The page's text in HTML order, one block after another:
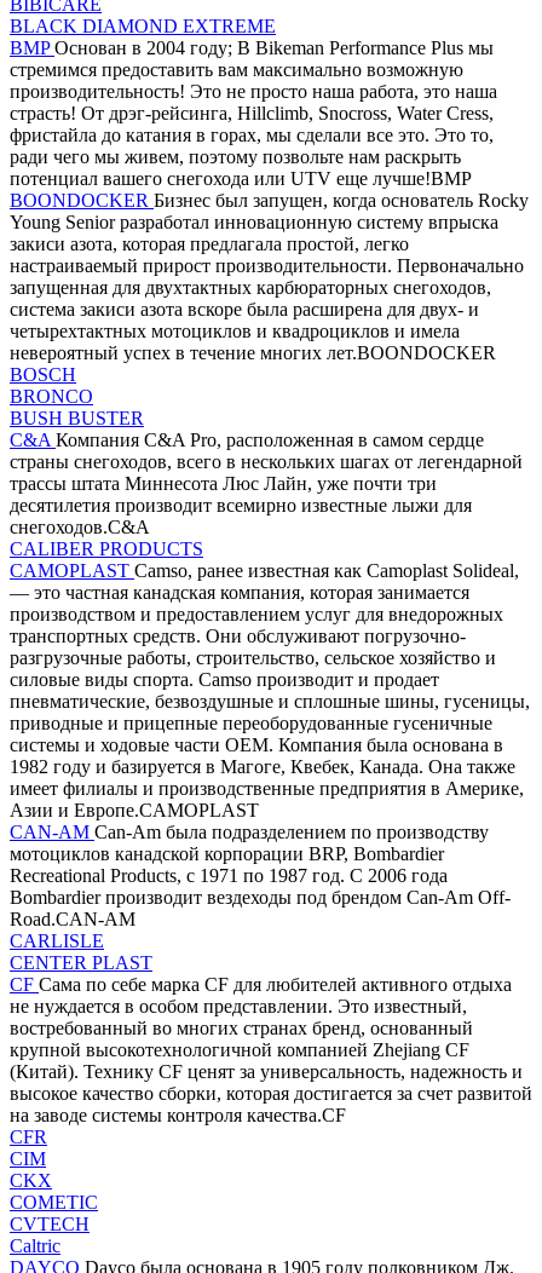
BLACK DIAMOND EXTREME
BMPОснован в 2004 году; В Bikeman Performance Plus мы
стремимся предоставить вам максимально возможную
производительность! Это не просто наша работа, это наша
страсть! От дрэг-рейсинга, Hillclimb, Snocross, Water Cress,
фристайла до катания в горах, мы сделали все это. Это то,
ради чего мы живем, поэтому позвольте нам раскрыть
потенциал вашего снегохода или UTV еще лучше!BMP
BOONDOCKER Бизнес был запущен, когда основатель Rocky
Young Senior разработал инновационную систему впрыска
закиси азота, которая предлагала простой, легко
настраиваемый прирост производительности. Первоначально
запущенная для двухтактных карбюраторных снегоходов,
система закиси азота вскоре была расширена для двух- и
четырехтактных мотоциклов и квадроциклов и имела
невероятный успех в течение многих лет.BOONDOCKER
BOSCH
BRONCO
BUSH BUSTER
C&A Компания C&A Pro, расположенная в самом сердце
страны снегоходов, всего в нескольких шагах от легендарной
трассы штата Миннесота Люс Лайн, уже почти три
десятилетия производит всемирно известные лыжи для
снегоходов.C&A
CALIBER PRODUCTS
CAMOPLAST Camso, ранее известная как Camoplast Solideal,
— это частная канадская компания, которая занимается
производством и предоставлением услуг для внедорожных
транспортных средств. Они обслуживают погрузочно-
разгрузочные работы, строительство, сельское хозяйство и
силовые виды спорта. Camso производит и продает
пневматические, безвоздушные и сплошные шины, гусеницы,
приводные и прицепные переоборудованные гусеничные
системы и ходовые части OEM. Компания была основана в
1982 году и базируется в Магоге, Квебек, Канада. Она также
имеет филиалы и производственные предприятия в Америке,
Азии и Европе.CAMOPLAST
CAN-AM Can-Am была подразделением по производству
мотоциклов канадской корпорации BRP, Bombardier
Recreational Products, с 1971 по 1987 год. С 2006 года
Bombardier производит вездеходы под брендом Can-Am Off-
Road.CAN-AM
CARLISLE
CENTER PLAST
CF Сама по себе марка CF для любителей активного отдыха
не нуждается в особом представлении. Это известный,
востребованный во многих странах бренд, основанный
крупной высокотехнологичной компанией Zhejiang CF
(Китай). Технику CF ценят за универсальность, надежность и
высокое качество сборки, которая достигается за счет развитой
на заводе системы контроля качества.CF
CFR
CIM
CKX
COMETIC
CVTECH
Caltric
DAYCO Dayco была основана в 1905 году полковником Дж.